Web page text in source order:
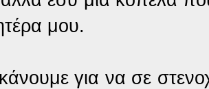
μου.
για να σε